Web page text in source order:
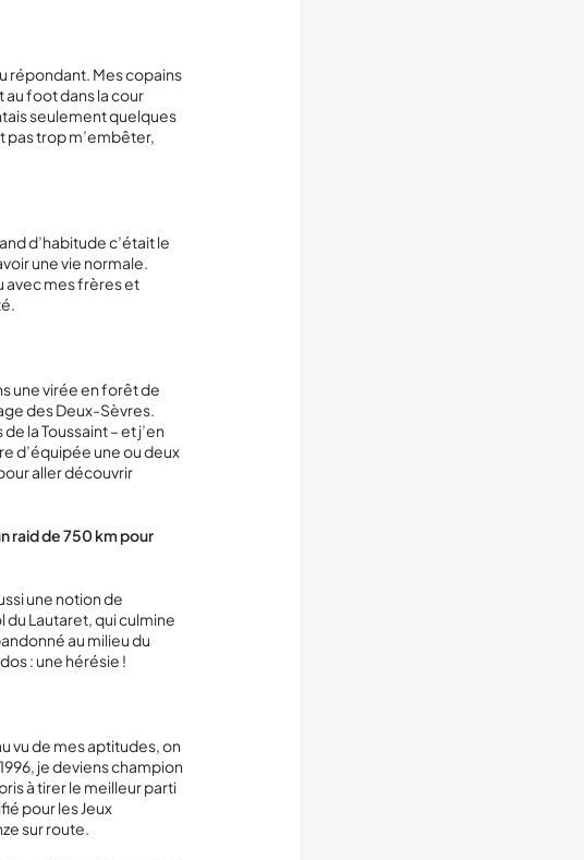
répondant. Mes copains
au foot dans la cour
seulement quelques
pas trop m’embêter,
d’habitude c’était le
une vie normale.
avec mes frères et
une virée en forêt de
des Deux-Sèvres.
la Toussaint – et j’en
d’équipée une ou deux
aller découvrir
raid de 750 km pour
une notion de
du Lautaret, qui culmine
au milieu du
: une hérésie !
vu de mes aptitudes, on
je deviens champion
à tirer le meilleur parti
pour les Jeux
sur route.